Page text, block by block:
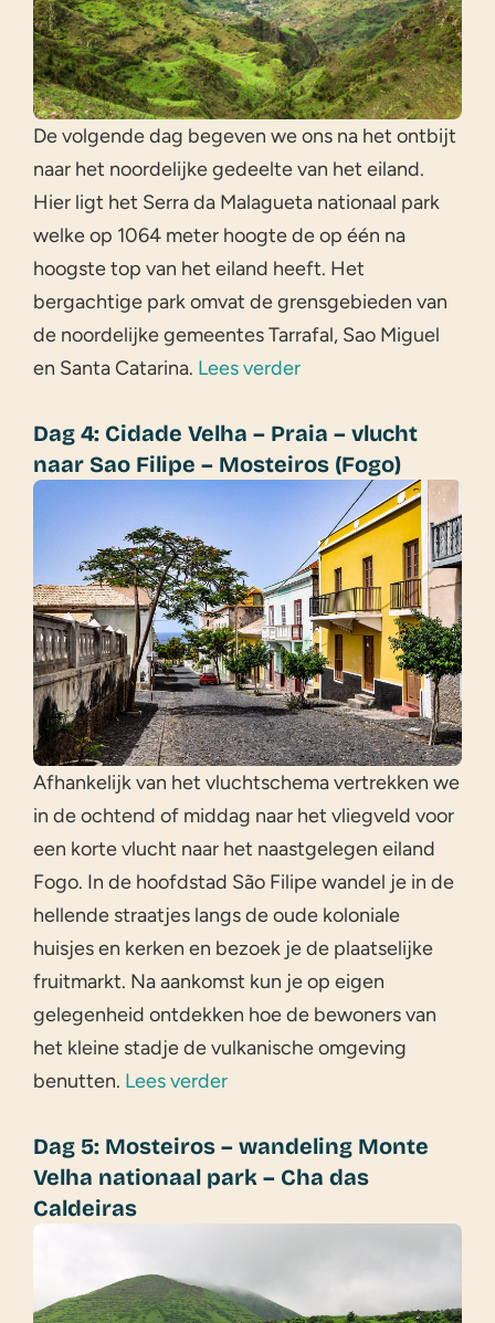
De volgende dag begeven we ons na het ontbijt
naar het noordelijke gedeelte van het eiland.
Hier ligt het Serra da Malagueta nationaal park
welke op 1064 meter hoogte de op één na
hoogste top van het eiland heeft. Het
bergachtige park omvat de grensgebieden van
de noordelijke gemeentes Tarrafal, Sao Miguel
en Santa Catarina. Lees verder
Dag 4: Cidade Velha – Praia – vlucht
naar Sao Filipe – Mosteiros (Fogo)
Afhankelijk van het vluchtschema vertrekken we
in de ochtend of middag naar het vliegveld voor
een korte vlucht naar het naastgelegen eiland
Fogo. In de hoofdstad São Filipe wandel je in de
hellende straatjes langs de oude koloniale
huisjes en kerken en bezoek je de plaatselijke
fruitmarkt. Na aankomst kun je op eigen
gelegenheid ontdekken hoe de bewoners van
het kleine stadje de vulkanische omgeving
benutten. Lees verder
Dag 5: Mosteiros – wandeling Monte
Velha nationaal park – Cha das
Caldeiras